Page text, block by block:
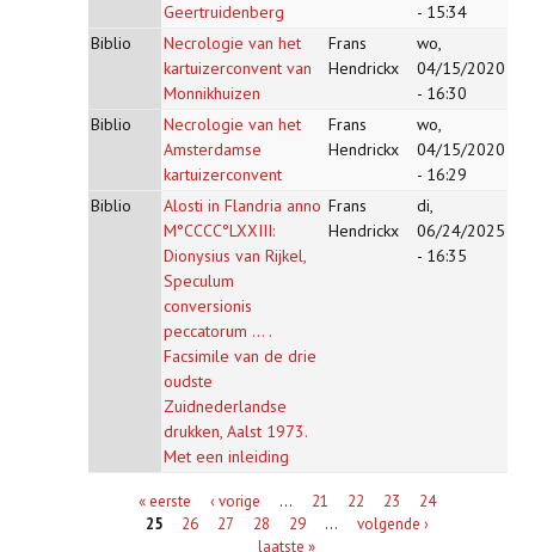
Geertruidenberg
- 15:34
Biblio
Necrologie van het
kartuizerconvent van
Monnikhuizen
Frans
Hendrickx
wo,
04/15/2020
- 16:30
Biblio
Necrologie van het
Amsterdamse
kartuizerconvent
Frans
Hendrickx
wo,
04/15/2020
- 16:29
Biblio
Alosti in Flandria anno
M°CCCC°LXXIII:
Dionysius van Rijkel,
Speculum
conversionis
peccatorum ... .
Facsimile van de drie
oudste
Zuidnederlandse
drukken, Aalst 1973.
Met een inleiding
Frans
Hendrickx
di,
06/24/2025
- 16:35
Pagina's« eerste ‹ vorige … 21 22 23
24
25
26 27 28 29 …
volgende ›
laatste »